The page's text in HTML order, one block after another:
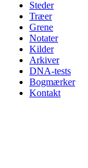
Steder
Træer
Grene
Notater
Kilder
Arkiver
DNA-tests
Bogmærker
Kontakt